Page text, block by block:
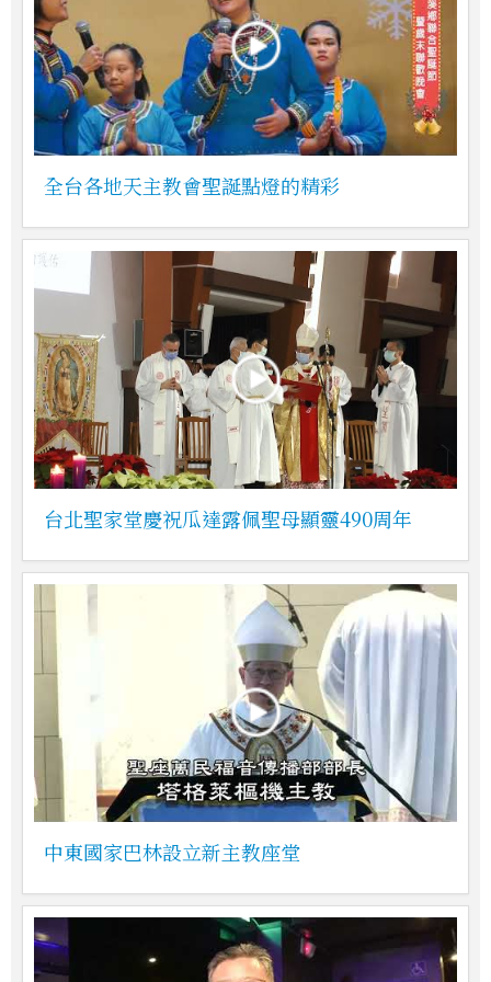
全台各地天主教會聖誕點燈的精彩
台北聖家堂慶祝瓜達露佩聖母顯靈490周年
中東國家巴林設立新主教座堂